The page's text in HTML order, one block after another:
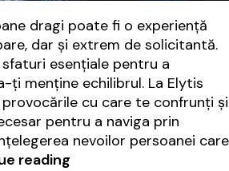
dragi poate fi o experiență
dar și extrem de solicitantă.
esențiale pentru a
ți menține echilibrul. La Elytis
cu care te confrunți și
pentru a naviga prin
nevoilor persoanei care
reading